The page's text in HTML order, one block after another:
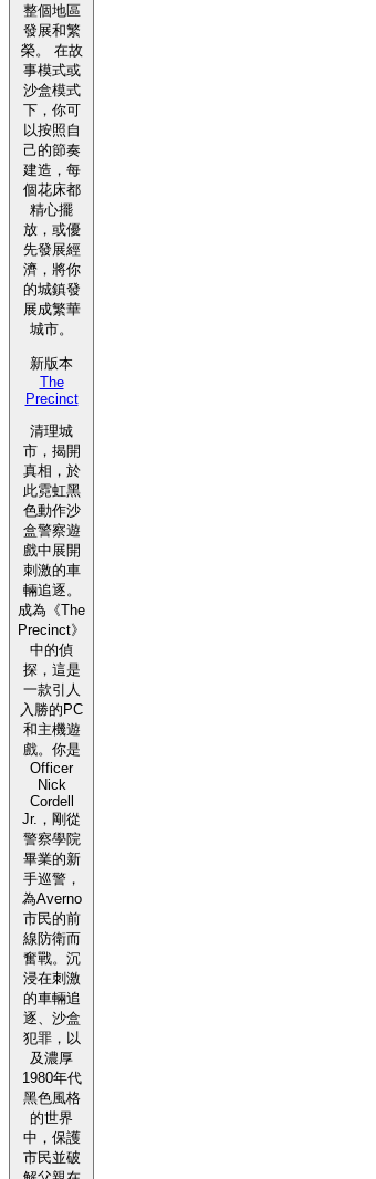
整個地區
發展和繁
榮。 在故
事模式或
沙盒模式
下，你可
以按照自
己的節奏
建造，每
個花床都
精心擺
放，或優
先發展經
濟，將你
的城鎮發
展成繁華
城市。
新版本
The
Precinct
清理城
市，揭開
真相，於
此霓虹黑
色動作沙
盒警察遊
戲中展開
刺激的車
輛追逐。
成為《The
Precinct》
中的偵
探，這是
一款引人
入勝的PC
和主機遊
戲。你是
Officer
Nick
Cordell
Jr.，剛從
警察學院
畢業的新
手巡警，
為Averno
市民的前
線防衛而
奮戰。沉
浸在刺激
的車輛追
逐、沙盒
犯罪，以
及濃厚
1980年代
黑色風格
的世界
中，保護
市民並破